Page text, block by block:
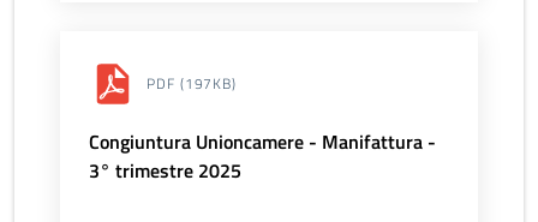
PDF (197KB)
Congiuntura Unioncamere - Manifattura -
3° trimestre 2025